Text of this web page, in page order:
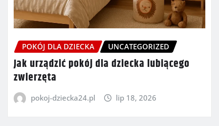
POKÓJ DLA DZIECKA UNCATEGORIZED
Jak urządzić pokój dla dziecka lubiącego
zwierzęta
pokoj-dziecka24.pl lip 18, 2026